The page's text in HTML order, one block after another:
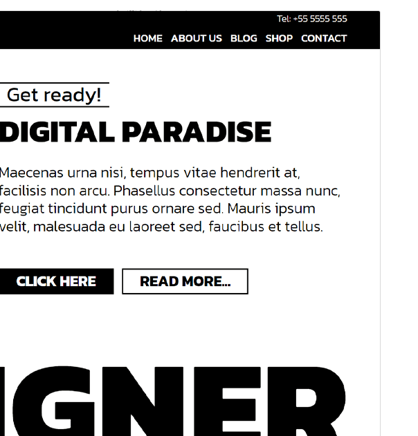
這個佈景主題為免費佈景主題，但另外提供付費商業升
這是Martanda的子佈景主題。
版本
最後更新
2024 年 9 月 30 日
啟用安裝數
WordPress 版本需求